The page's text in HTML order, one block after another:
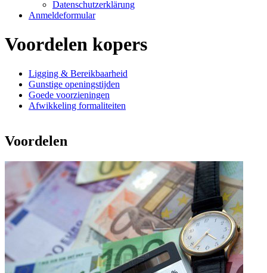
Datenschutzerklärung
Anmeldeformular
Voordelen kopers
Ligging & Bereikbaarheid
Gunstige openingstijden
Goede voorzieningen
Afwikkeling formaliteiten
Voordelen